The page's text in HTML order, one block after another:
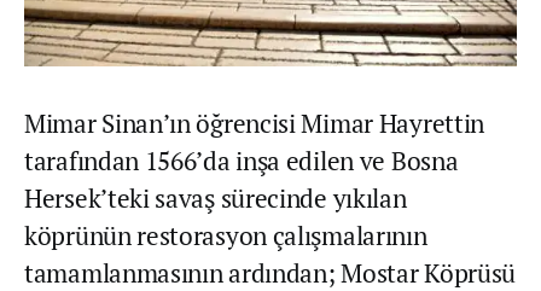
Mimar Sinan’ın öğrencisi Mimar Hayrettin
tarafından 1566’da inşa edilen ve Bosna
Hersek’teki savaş sürecinde yıkılan
köprünün restorasyon çalışmalarının
tamamlanmasının ardından; Mostar Köprüsü